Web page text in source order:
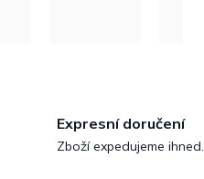
Expresní doručení
Zboží expedujeme ihned.